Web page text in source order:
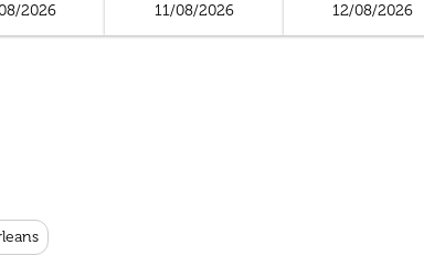
2026 11/08/2026 12/08/2026